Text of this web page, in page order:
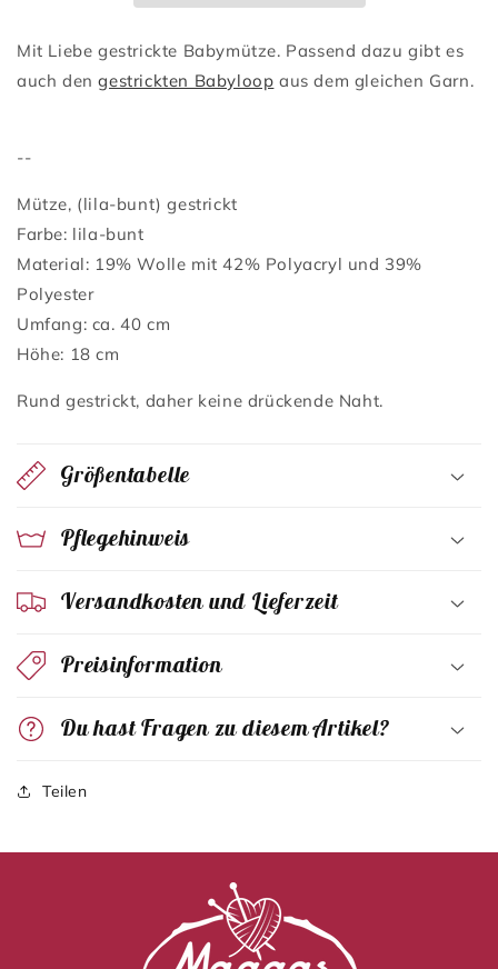
Mit Liebe gestrickte Babymütze. Passend dazu gibt es
auch dengestrickten Babyloop aus dem gleichen Garn.
--
Mütze, (lila-bunt) gestrickt
Farbe: lila-bunt
Material: 19% Wolle mit 42% Polyacryl und 39%
Polyester
Umfang: ca. 40 cm
Höhe: 18 cm
Rund gestrickt, daher keine drückende Naht.
Größentabelle
Pflegehinweis
Versandkosten und Lieferzeit
Preisinformation
Du hast Fragen zu diesem Artikel?
Teilen